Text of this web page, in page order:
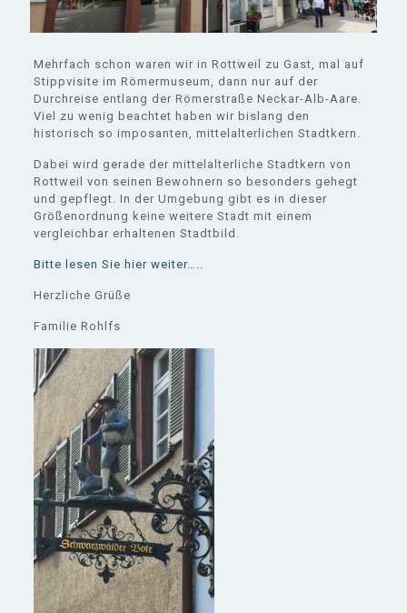
Mehrfach schon waren wir in Rottweil zu Gast, mal auf
Stippvisite im Römermuseum, dann nur auf der
Durchreise entlang der Römerstraße Neckar-Alb-Aare.
Viel zu wenig beachtet haben wir bislang den
historisch so imposanten, mittelalterlichen Stadtkern.
Dabei wird gerade der mittelalterliche Stadtkern von
Rottweil von seinen Bewohnern so besonders gehegt
und gepflegt. In der Umgebung gibt es in dieser
Größenordnung keine weitere Stadt mit einem
vergleichbar erhaltenen Stadtbild.
Bitte lesen Sie hier weiter…..
Herzliche Grüße
Familie Rohlfs